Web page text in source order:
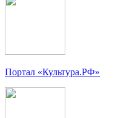
Портал «Культура.РФ»